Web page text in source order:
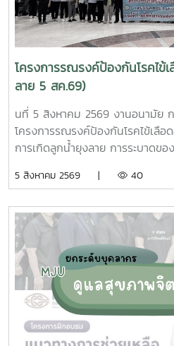
โครงการรณรงค์ป้องกันโรคไข้
ลาย 5 สค.69)
นที่ 5 สิงหาคม 2569 งานอนามั
โครงการรณรงค์ป้องกันโรคไข้เลื
การเกิดลูกน้ำยุงลาย การระบาดขอ
นักศึกษาจิตอาสา ร่วมกันสำรวจทำล
มหาวิทยาลัยแม่โจ้ ทั้งนี้ได้รับความ
กองกายภาพและสิ่งแวดล้อม
5 สิงหาคม 2569 | 40